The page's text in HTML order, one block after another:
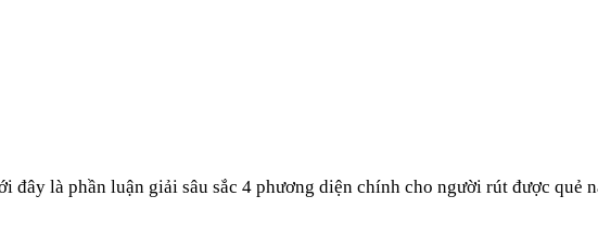
đây là phần luận giải sâu sắc 4 phương diện chính cho người rút được quẻ